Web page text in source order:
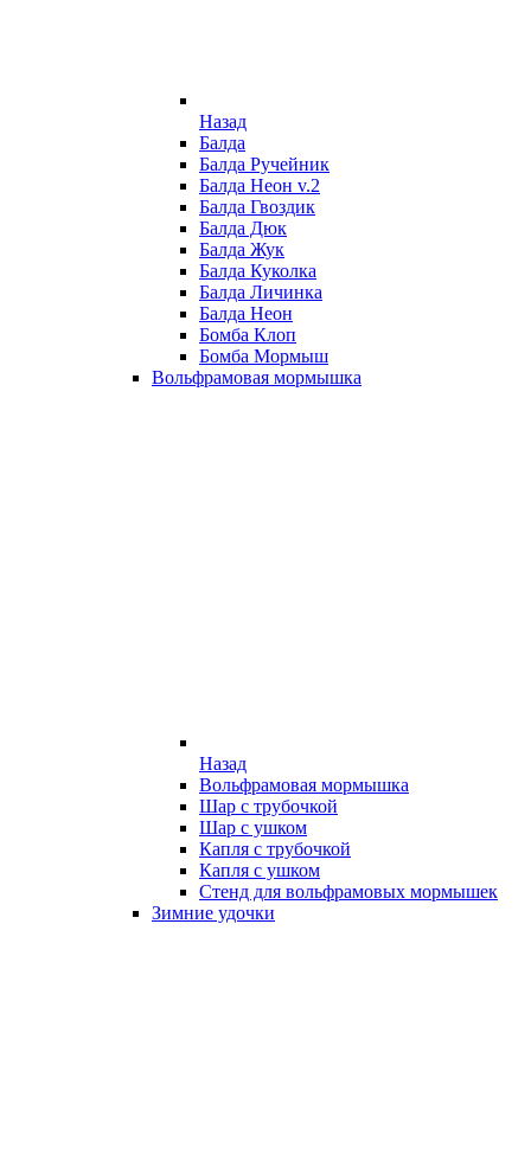
Назад
Балда
Балда Ручейник
Балда Неон v.2
Балда Гвоздик
Балда Дюк
Балда Жук
Балда Куколка
Балда Личинка
Балда Неон
Бомба Клоп
Бомба Мормыш
Вольфрамовая мормышка
Назад
Вольфрамовая мормышка
Шар с трубочкой
Шар с ушком
Капля с трубочкой
Капля с ушком
Стенд для вольфрамовых мормышек
Зимние удочки